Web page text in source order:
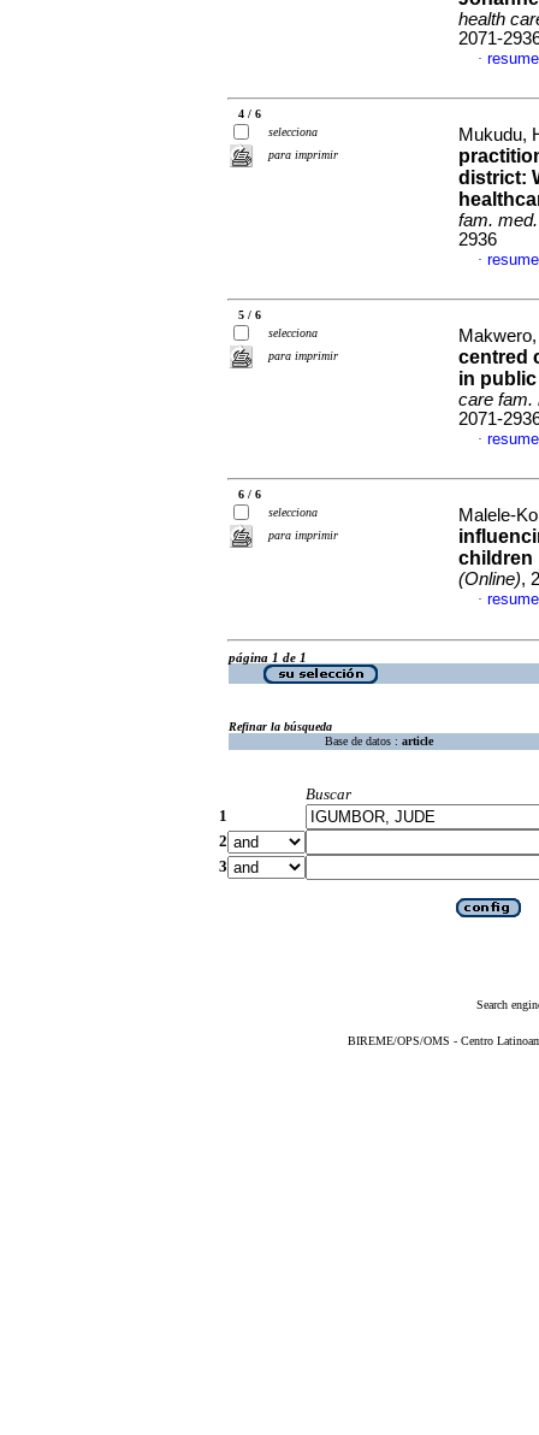
health
2071-
·
4 / 6
selecciona
para imprimir
Mukudu,
district:
fam.
2936
·
5 / 6
selecciona
para imprimir
centred
in
care fam.
2071-
·
6 / 6
selecciona
para imprimir
Malele-
children
(Online),
·
página 1 de 1
Refinar la búsqueda
Base de datos : article
Buscar
1
2
3
Search
BIREME/OPS/OMS - Centro